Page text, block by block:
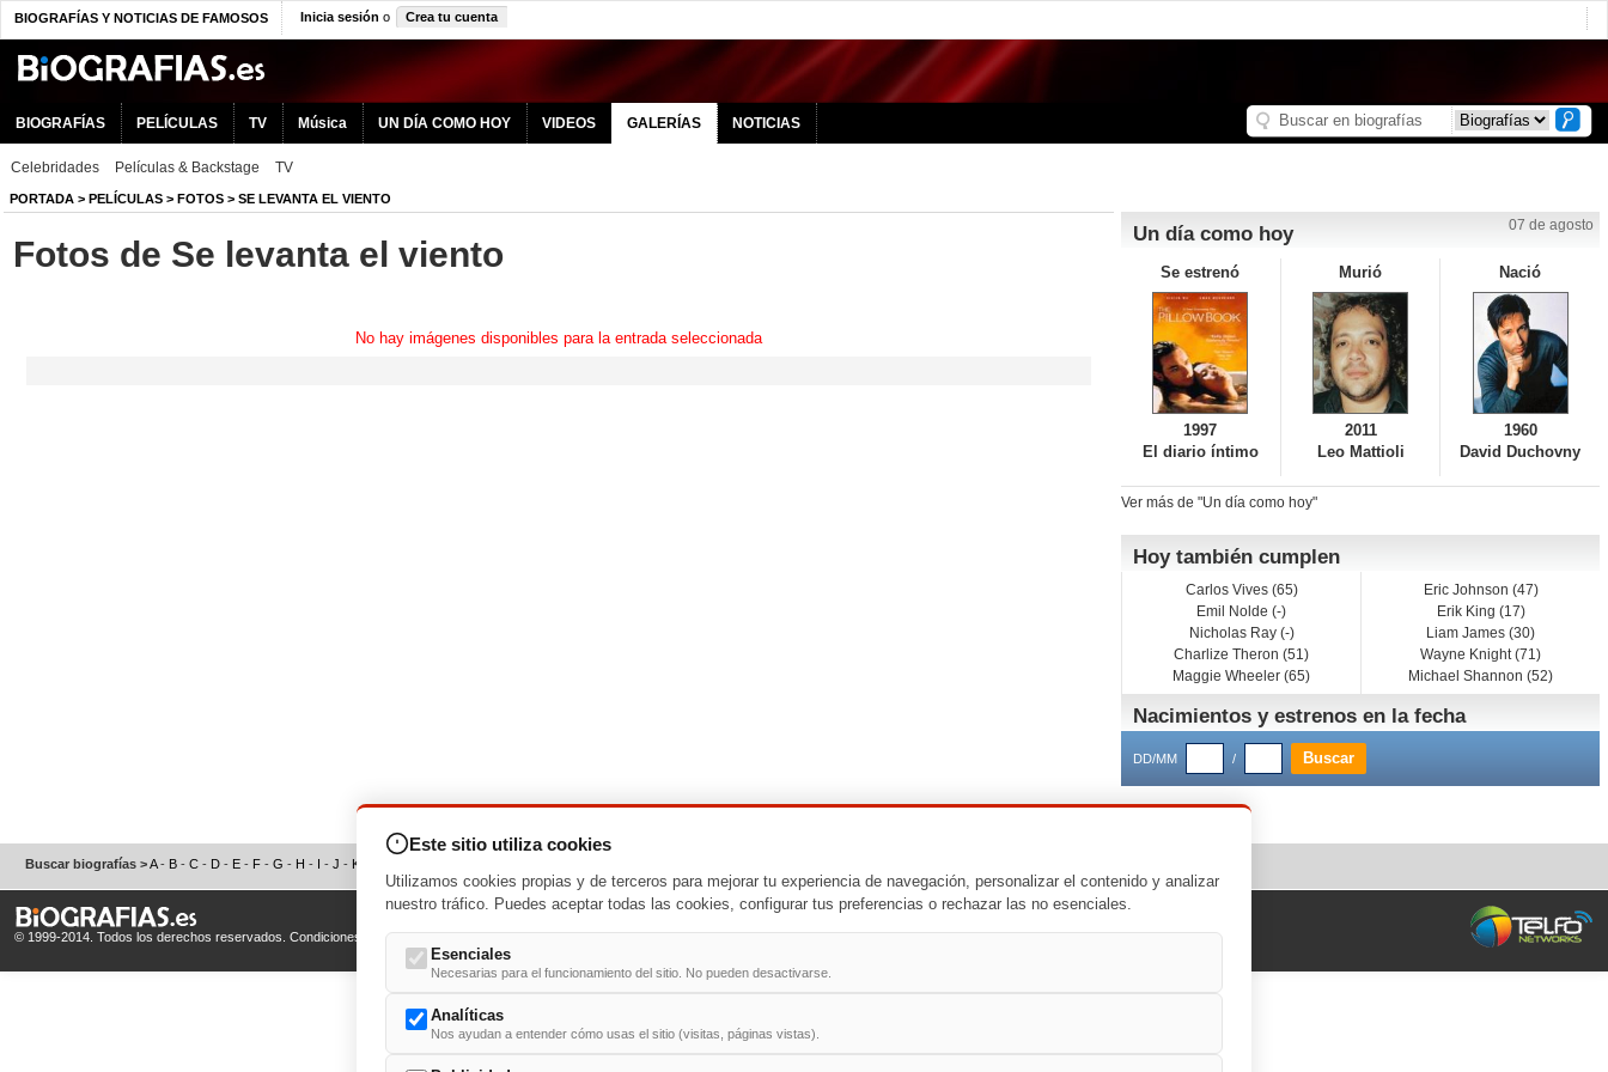
BIOGRAFÍAS Y NOTICIAS DE FAMOSOS Inicia sesión o Crea tu cuenta
BIOGRAFÍAS PELÍCULAS TV Música UN DÍA COMO HOY VIDEOS GALERÍAS NOTICIAS
Celebridades Películas & Backstage TV
PORTADA > PELÍCULAS > FOTOS > SE LEVANTA EL VIENTO
Fotos de Se levanta el viento
No hay imágenes disponibles para la entrada seleccionada
Un día como hoy 07 de agosto
Se estrenó
1997
El diario íntimo
Murió
2011
Leo Mattioli
Nació
1960
David Duchovny
Ver más de "Un día como hoy"
Hoy también cumplen
Carlos Vives (65)
Emil Nolde (-)
Nicholas Ray (-)
Charlize Theron (51)
Maggie Wheeler (65)
Eric Johnson (47)
Erik King (17)
Liam James (30)
Wayne Knight (71)
Michael Shannon (52)
Nacimientos y estrenos en la fecha
DD/MM /
Buscar biografías >A- B - C - D - E - F - G - H - I - J - K
© 1999-2014. Todos los derechos reservados. Condiciones de usoyPolítica de Privacidad
Este sitio utiliza cookies
Utilizamos cookies propias y de terceros para mejorar tu experiencia de navegación, personalizar el contenido y analizar
nuestro tráfico. Puedes aceptar todas las cookies, configurar tus preferencias o rechazar las no esenciales.
Esenciales
Necesarias para el funcionamiento del sitio. No pueden desactivarse.
Analíticas
Nos ayudan a entender cómo usas el sitio (visitas, páginas vistas).